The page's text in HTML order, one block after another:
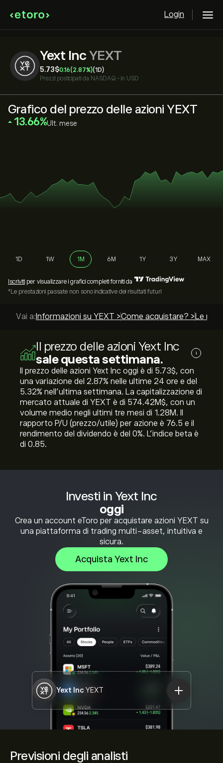
Login
Yext Inc YEXT
5.73‎$‎0.16(2.87%)(1D)
Prezzi posticipati da NASDAQ • in USD
Previsioni degli analisti
Investi in Yext Inc
oggi
Crea un account eToro per acquistare azioni YEXT su
una piattaforma di trading multi-asset, intuitiva e
sicura.
Acquista Yext Inc
Yext Inc YEXT
Grafico del prezzo delle azioni YEXT
‎13.66‎ Ult. mese
1D 1W 1M 6M 1Y 3Y MAX
Iscriviti per visualizzare i grafici completi forniti da
*Le prestazioni passate non sono indicative dei risultati futuri
Vai a: Informazioni su YEXT >Come acquistare? > Le
Il prezzo delle azioni Yext Inc
sale questa settimana.
i
Il prezzo delle azioni Yext Inc oggi è di 5.73‎$‎, con
una variazione del ‎2.87‎% nelle ultime 24 ore e del
‎5.32‎% nell'ultima settimana. La capitalizzazione di
mercato attuale di YEXT è di 574.42M‎$‎, con un
volume medio negli ultimi tre mesi di 1.28M. Il
rapporto P/U (prezzo/utile) per azione è 76.5 e il
rendimento del dividendo è del 0%. L'indice beta è
di 0.85.